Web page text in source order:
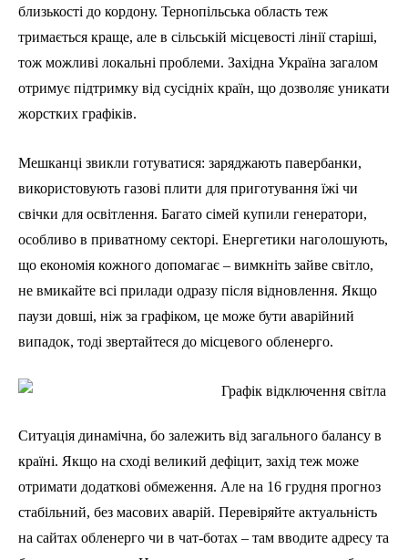
близькості до кордону. Тернопільська область теж
тримається краще, але в сільській місцевості лінії старіші,
тож можливі локальні проблеми. Західна Україна загалом
отримує підтримку від сусідніх країн, що дозволяє уникати
жорстких графіків.
Мешканці звикли готуватися: заряджають павербанки,
використовують газові плити для приготування їжі чи
свічки для освітлення. Багато сімей купили генератори,
особливо в приватному секторі. Енергетики наголошують,
що економія кожного допомагає – вимкніть зайве світло,
не вмикайте всі прилади одразу після відновлення. Якщо
паузи довші, ніж за графіком, це може бути аварійний
випадок, тоді звертайтеся до місцевого обленерго.
Ситуація динамічна, бо залежить від загального балансу в
країні. Якщо на сході великий дефіцит, захід теж може
отримати додаткові обмеження. Але на 16 грудня прогноз
стабільний, без масових аварій. Перевіряйте актуальність
на сайтах обленерго чи в чат-ботах – там вводите адресу та